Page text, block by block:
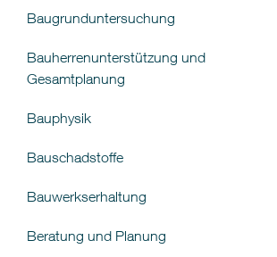
Baugrunduntersuchung
Bauherrenunterstützung und
Gesamtplanung
Bauphysik
Bauschadstoffe
Bauwerkserhaltung
Beratung und Planung